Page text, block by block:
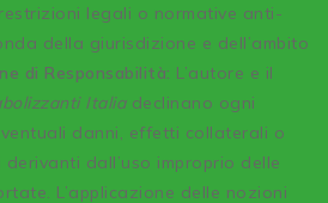
legali o normative anti-
della giurisdizione e dell’ambito
di Responsabilità: L’autore e il
Italiadeclinano ogni
danni, effetti collaterali o
dall’uso improprio delle
L’applicazione delle nozioni